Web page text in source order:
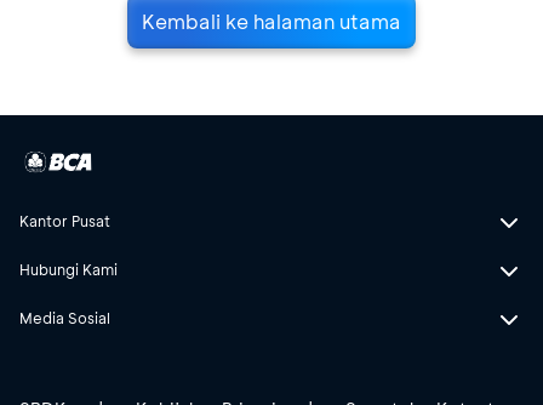
Kembali ke halaman utama
Kantor Pusat
Hubungi Kami
Media Sosial